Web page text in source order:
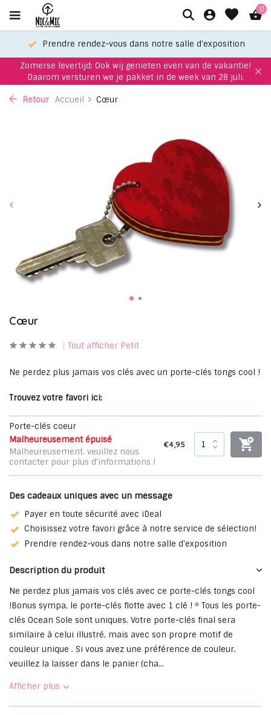
0
Prendre rendez-vous dans notre salle d'exposition
Zomerse levertijd: Ook wij genieten even van de vakantie!
Daarom versturen we je pakket in de week van 28 juli.
Retour Accueil Cœur
Cœur
Tout afficher Petit
Ne perdez plus jamais vos clés avec un porte-clés tongs cool !
Trouvez votre favori ici:
Porte-clés coeur
Malheureusement épuisé
Malheureusement, veuillez nous
contacter pour plus d'informations !
€4,95
Des cadeaux uniques avec un message
Payer en toute sécurité avec iDeal
Choisissez votre favori grâce à notre service de sélection!
Prendre rendez-vous dans notre salle d'exposition
Description du produit
Ne perdez plus jamais vos clés avec ce porte-clés tongs cool
!Bonus sympa, le porte-clés flotte avec 1 clé ! * Tous les porte-
clés Ocean Sole sont uniques. Votre porte-clés final sera
similaire à celui illustré, mais avec son propre motif de
couleur unique . Si vous avez une préférence de couleur,
veuillez la laisser dans le panier (cha...
Afficher plus